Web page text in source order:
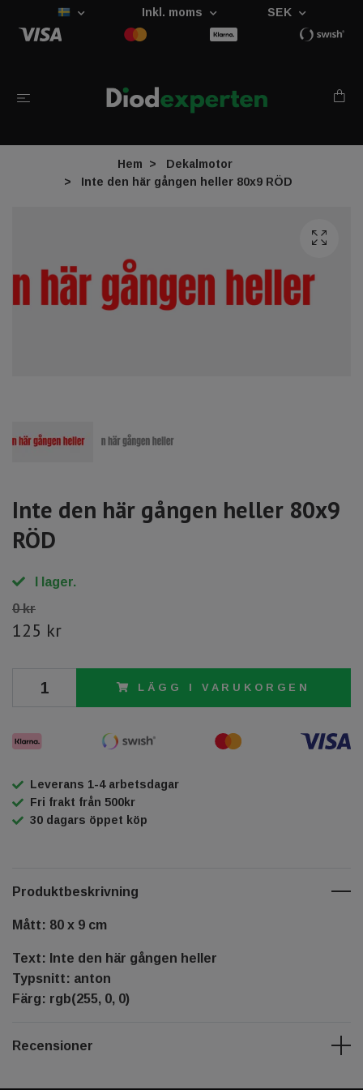
Inkl. moms SEK
Hem
Dekalmotor
Inte den här gången heller 80x9 RÖD
Inte den här gången heller 80x9
RÖD
I lager.
0 kr
125 kr
LÄGG I VARUKORGEN
Leverans 1-4 arbetsdagar
Fri frakt från 500kr
30 dagars öppet köp
Produktbeskrivning
Mått: 80 x 9 cm
Text: Inte den här gången heller
Typsnitt: anton
Färg: rgb(255, 0, 0)
Recensioner